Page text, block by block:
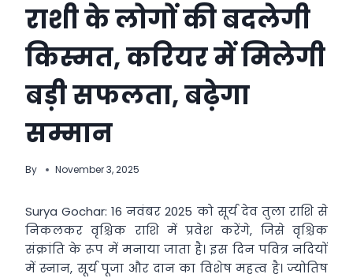
राशी के लोगों की बदलेगी
किस्मत, करियर में मिलेगी
बड़ी सफलता, बढ़ेगा
सम्मान
By November 3, 2025
Surya Gochar: 16 नवंबर 2025 को सूर्य देव तुला राशि से
निकलकर वृश्चिक राशि में प्रवेश करेंगे, जिसे वृश्चिक
संक्रांति के रूप में मनाया जाता है। इस दिन पवित्र नदियों
में स्नान, सूर्य पूजा और दान का विशेष महत्व है। ज्योतिष